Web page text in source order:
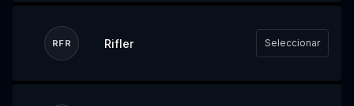
RFR Rifler Seleccionar